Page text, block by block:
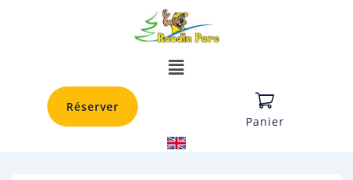
Réserver
Panier